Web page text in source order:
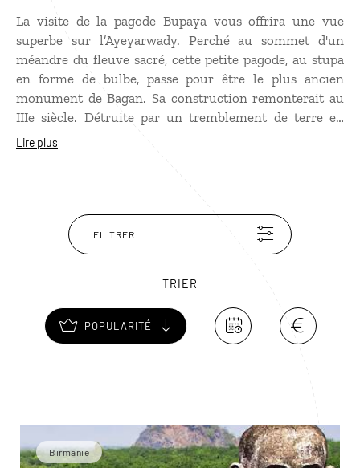
La visite de la pagode Bupaya vous offrira une vue
superbe sur l’Ayeyarwady. Perché au sommet d'un
méandre du fleuve sacré, cette petite pagode, au stupa
en forme de bulbe, passe pour être le plus ancien
monument de Bagan. Sa construction remonterait au
IIIe siècle. Détruite par un tremblement de terre en
1975, elle a été fidèlement reconstruite. Outre ses
Lire plus
FILTRER
TRIER
POPULARITÉ
Birmanie